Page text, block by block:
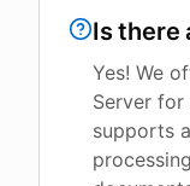
Is there
Yes! We
Server for
supports